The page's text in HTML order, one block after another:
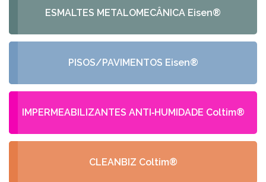
ESMALTES METALOMECÂNICA Eisen®
PISOS/PAVIMENTOS Eisen®
IMPERMEABILIZANTES ANTI‑HUMIDADE Coltim®
CLEANBIZ Coltim®